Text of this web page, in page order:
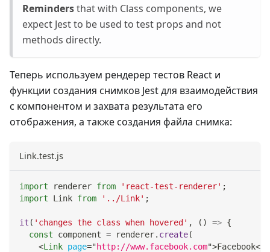
Remindersthat with Class components, we
expect Jest to be used to test props and not
methods directly.
Теперь используем рендерер тестов React и
функции создания снимков Jest для взаимодействия
с компонентом и захвата результата его
отображения, а также создания файла снимка:
Link.test.js
import renderer from 'react-test-renderer' ;
import
Link from '../Link' ;
it ( 'changes the class when hovered' , ( ) => {
const component = renderer. create(
<Link page="http://www.facebook.com">Facebook</